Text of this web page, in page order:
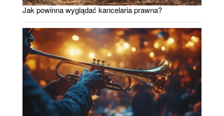
Jak powinna wyglądać kancelaria prawna?